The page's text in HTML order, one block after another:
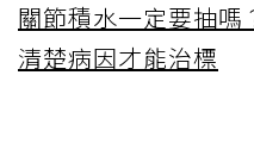
關節積水一定要抽嗎
清楚病因才能治標